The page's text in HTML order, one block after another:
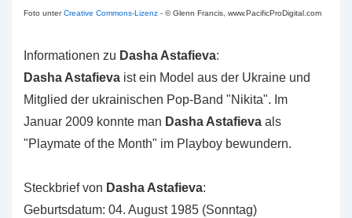
Foto unterCreative Commons-Lizenz - © Glenn Francis, www.PacificProDigital.com
Informationen zu Dasha Astafieva:
Dasha Astafieva ist ein Model aus der Ukraine und
Mitglied der ukrainischen Pop-Band "Nikita". Im
Januar 2009 konnte man Dasha Astafieva als
"Playmate of the Month" im Playboy bewundern.
Steckbrief von Dasha Astafieva:
Geburtsdatum: 04. August 1985 (Sonntag)